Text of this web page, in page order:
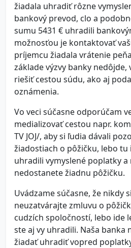
žiadala uhradiť rôzne
bankový prevod, clo a
sumu 5431 € uhradili
možnosťou je kontaktovať
príjemcu žiadala vrátenie
základe výzvy banky
riešiť cestou súdu, ako aj
oznámenia.
Vo veci súčasne odporúčam
medializovať cestou napr.
TV JOJ/, aby si ľudia dávali
žiadostiach o pôžičku, lebo tu
uhradili vymyslené poplatky a
nedostanete žiadnu pôžičku.
Uvádzame súčasne, že nikdy
neuzatvárajte zmluvu o
cudzích spoločností, lebo ide
ste aj vy uhradili. Naša banka
žiadať uhradiť vopred